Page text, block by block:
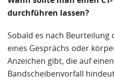
durchführen lassen?
Sobald es nach Beurteilung
eines Gesprächs oder
Anzeichen gibt, die auf
Bandscheibenvorfall